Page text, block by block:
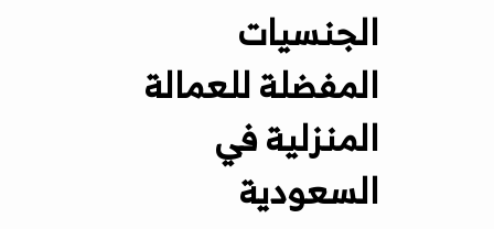
الجنسيات
المفضلة للعمالة
المنزلية في
السعودية